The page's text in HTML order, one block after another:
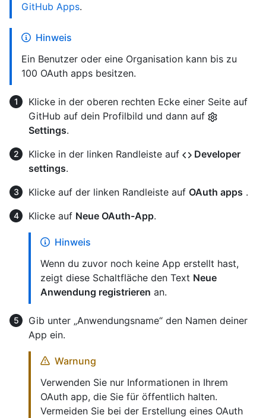
GitHub Apps.
Hinweis
Ein Benutzer oder eine Organisation kann bis zu
100 OAuth apps besitzen.
Klicke in der oberen rechten Ecke einer Seite auf
GitHub auf dein Profilbild und dann auf
Settings.
Klicke in der linken Randleiste auf
Developer
settings.
Klicke auf der linken Randleiste auf OAuth apps .
Klicke auf Neue OAuth-App.
Hinweis
Wenn du zuvor noch keine App erstellt hast,
zeigt diese Schaltfläche den Text Neue
Anwendung registrieren an.
Gib unter „Anwendungsname“ den Namen deiner
App ein.
Warnung
Verwenden Sie nur Informationen in Ihrem
OAuth app, die Sie für öffentlich halten.
Vermeiden Sie bei der Erstellung eines OAuth